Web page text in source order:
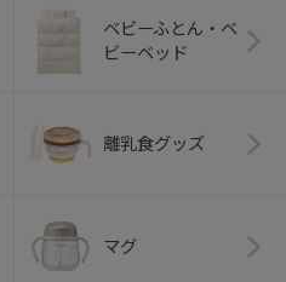
ベビーふとん・ベ
ビーベッド
離乳食グッズ
マグ